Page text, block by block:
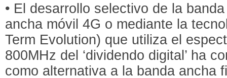
• El desarrollo selectivo de la
ancha móvil 4G o mediante la
Term Evolution) que utiliza el
800MHz del ‘dividendo digital’ ha
como alternativa a la banda ancha